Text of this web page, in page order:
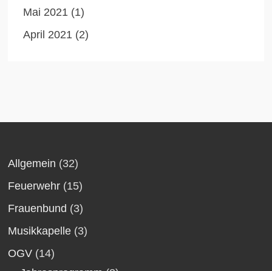
Mai 2021 (1)
April 2021 (2)
Allgemein (32)
Feuerwehr (15)
Frauenbund (3)
Musikkapelle (3)
OGV (14)